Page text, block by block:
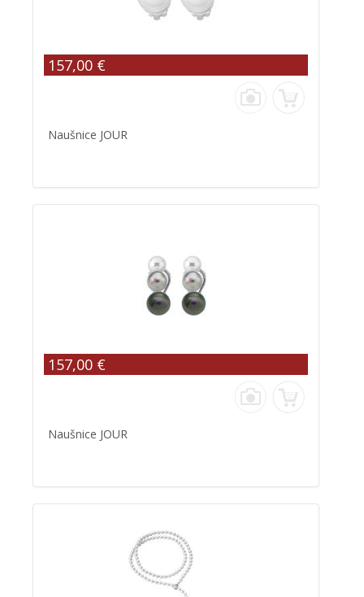
157,00 €
Naušnice JOUR
157,00 €
Naušnice JOUR